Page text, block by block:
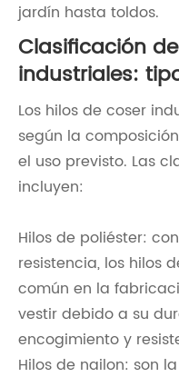
jardín hasta toldos.
Clasificación
industriales:
Los hilos de coser
según la
el uso previsto. Las
incluyen:
Hilos de poliéster:
resistencia, los hilos
común en la
vestir debido a su
encogimiento y
Hilos de nailon: son